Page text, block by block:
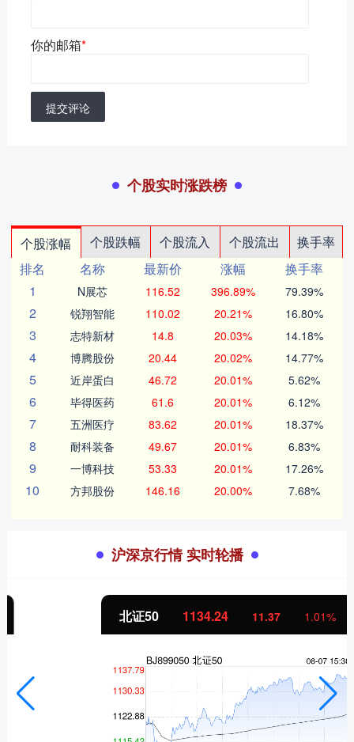
你的邮箱*
提交评论
个股实时涨跌榜
个股涨幅 个股跌幅 个股流入 个股流出
换手率
排名
名称 最新价 涨幅
换手率
1
N展芯 116.52 396.89% 79.39%
2 锐翔智能 110.02 20.21% 16.80%
3 志特新材 14.8 20.03% 14.18%
4 博腾股份 20.44 20.02% 14.77%
5 近岸蛋白 46.72 20.01% 5.62%
6 毕得医药 61.6 20.01% 6.12%
7 五洲医疗 83.62 20.01% 18.37%
8 耐科装备 49.67 20.01% 6.83%
9 一博科技 53.33 20.01% 17.26%
10 方邦股份 146.16 20.00% 7.68%
沪深京行情 实时轮播
1134.24 11.37 1.01%